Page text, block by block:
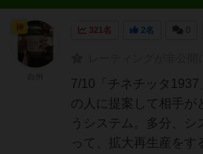
321名 2名
7/10「チネチッタ
の人に提案して相手が
うシステム。多分、シ
って、拡大再生産をす
神